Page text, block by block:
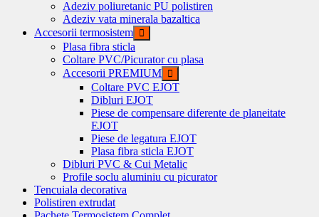
Adeziv poliuretanic PU polistiren
Adeziv vata minerala bazaltica
Accesorii termosistem
Plasa fibra sticla
Coltare PVC/Picurator cu plasa
Accesorii PREMIUM
Coltare PVC EJOT
Dibluri EJOT
Piese de compensare diferente de planeitate
EJOT
Piese de legatura EJOT
Plasa fibra sticla EJOT
Dibluri PVC & Cui Metalic
Profile soclu aluminiu cu picurator
Tencuiala decorativa
Polistiren extrudat